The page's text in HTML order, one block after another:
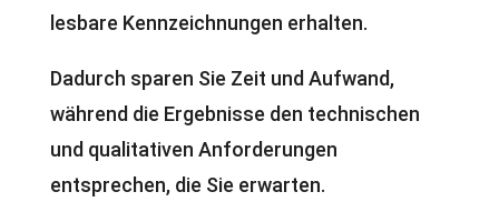
lesbare Kennzeichnungen erhalten.
Dadurch sparen Sie Zeit und Aufwand,
während die Ergebnisse den technischen
und qualitativen Anforderungen
entsprechen, die Sie erwarten.